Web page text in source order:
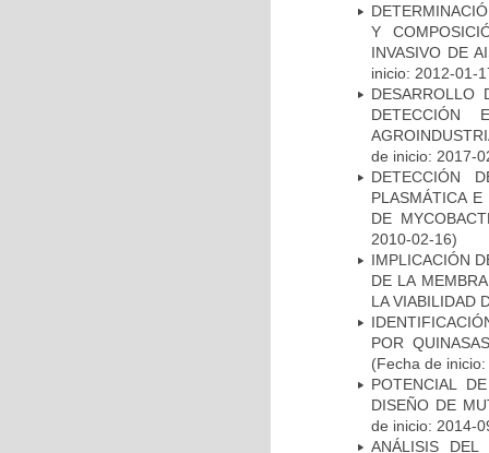
Y
INVASIVO DE
inicio: 2012-01-
DESARROLLO
DETECCIÓN
de inicio: 2017-
DETECCIÓN
PLASMÁTICA
DE
2010-02-16)
IMPLICACIÓN
DE LA
LA VIABILIDAD
POR
(Fecha de
POTENCIAL
DISEÑO DE
de inicio: 2014-
ANÁLISIS DEL